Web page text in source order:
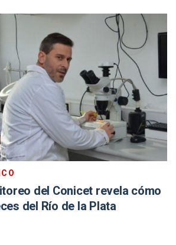
del Conicet revela cómo
del Río de la Plata